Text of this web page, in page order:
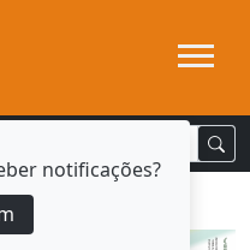
notificações?